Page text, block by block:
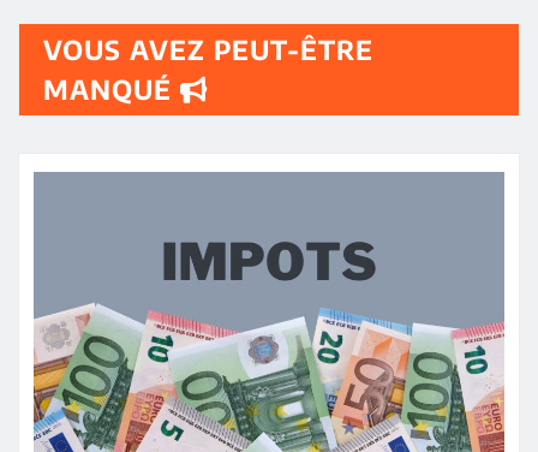
publications
VOUS AVEZ PEUT-ÊTRE
MANQUÉ